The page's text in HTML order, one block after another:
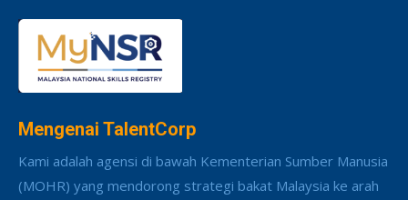
Mengenai TalentCorp
Kami adalah agensi di bawah Kementerian Sumber Manusia
(MOHR) yang mendorong strategi bakat Malaysia ke arah